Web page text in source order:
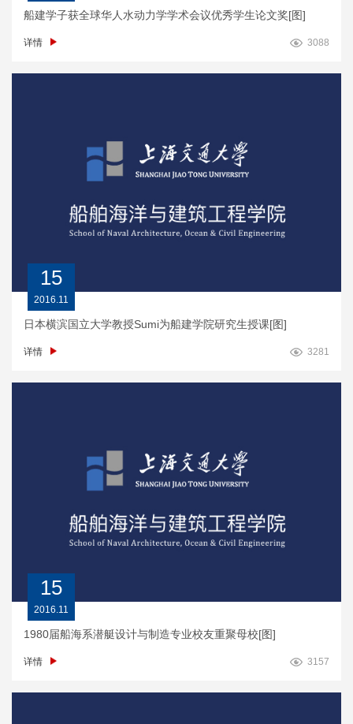
船建学子获全球华人水动力学学术会议优秀学生论文奖[图]
详情 3088
15
2016.11
日本横滨国立大学教授Sumi为船建学院研究生授课[图]
详情 3281
15
2016.11
1980届船海系潜艇设计与制造专业校友重聚母校[图]
详情 3157